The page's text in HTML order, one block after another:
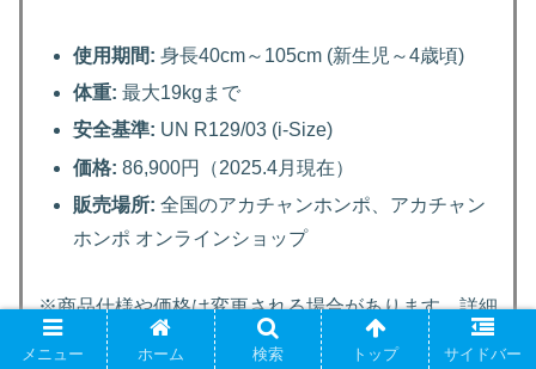
使用期間: 身長40cm～105cm (新生児～4歳頃)
体重: 最大19kgまで
安全基準: UN R129/03 (i-Size)
価格: 86,900円（2025.4月現在）
販売場所: 全国のアカチャンホンポ、アカチャン
ホンポ オンラインショップ
※商品仕様や価格は変更される場合があります。詳細
はアカチャンホンポの公式サイトや店頭でご確認くだ
メニュー ホーム 検索 トップ サイドバー